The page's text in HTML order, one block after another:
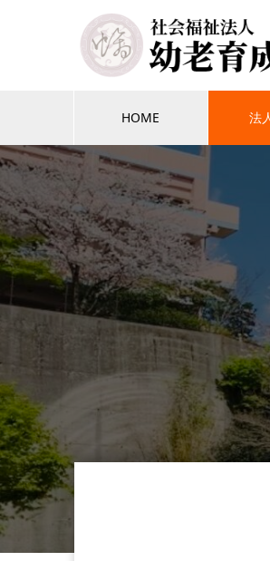
HOME 法